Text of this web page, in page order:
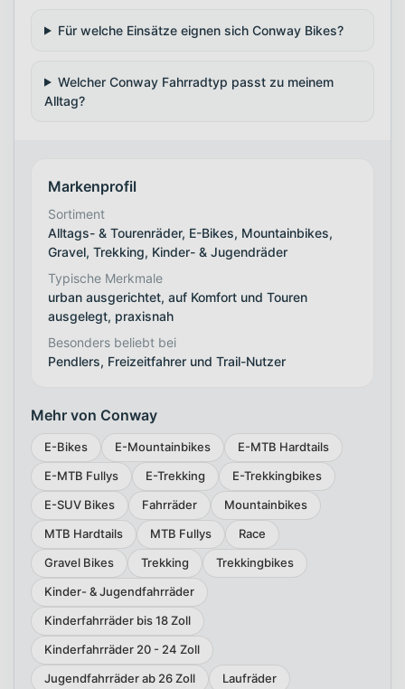
Für welche Einsätze eignen sich Conway Bikes?
Welcher Conway Fahrradtyp passt zu meinem
Alltag?
Markenprofil
Sortiment
Alltags- & Tourenräder, E-Bikes, Mountainbikes,
Gravel, Trekking, Kinder- & Jugendräder
Typische Merkmale
urban ausgerichtet, auf Komfort und Touren
ausgelegt, praxisnah
Besonders beliebt bei
Pendlers, Freizeitfahrer und Trail-Nutzer
Mehr von Conway
E-Bikes E-Mountainbikes
E-MTB Hardtails
E-MTB Fullys
E-Trekking
E-Trekkingbikes
E-SUV Bikes
Fahrräder
Mountainbikes
MTB Hardtails
MTB Fullys
Race
Gravel Bikes
Trekking
Trekkingbikes
Kinder- & Jugendfahrräder
Kinderfahrräder bis 18 Zoll
Kinderfahrräder 20 - 24 Zoll
Jugendfahrräder ab 26 Zoll
Laufräder